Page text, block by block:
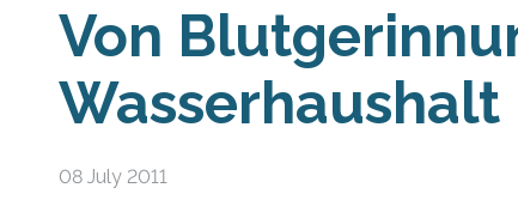
Von
Wasserhaushalt
08 July 2011